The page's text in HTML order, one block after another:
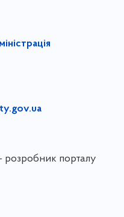
розробник порталу